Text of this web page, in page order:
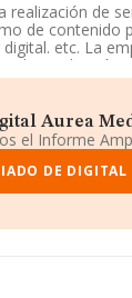
de
de contenido
etc. La
de producción
o exportación.
CIF
Molins De Rei,
INFORMA
de euros y el
es
Aurea
el Informe
DE DIGITAL